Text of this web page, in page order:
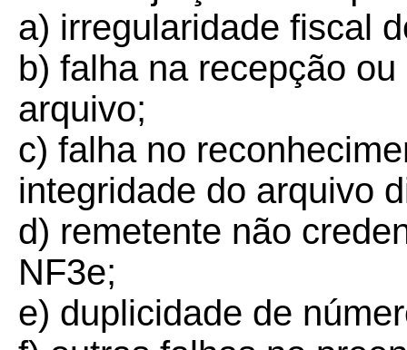
a) irregularidade fiscal
b) falha na recepção
arquivo;
c) falha no
integridade do arquivo
d) remetente não
NF3e;
e) duplicidade de